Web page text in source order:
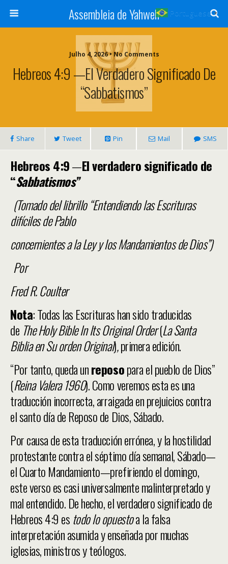
Assembleia de Yahweh
Julho 4, 2026 • No Comments
Hebreos 4:9 —El Verdadero Significado De
“Sabbatismos”
Share Tweet Pin Mail SMS
Hebreos 4:9—El verdadero significado de
“Sabbatismos”
(Tomado del librillo “Entendiendo las Escrituras
difíciles de Pablo
concernientes a la Ley y los Mandamientos de Dios”)
Por
Fred R. Coulter
Nota: Todas las Escrituras han sido traducidas
de The Holy Bible In Its Original Order(La Santa
Biblia en Su orden Original),primera edición.
“Por tanto, queda unreposopara el pueblo de Dios”
(Reina Valera 1960). Como veremos esta es una
traducción incorrecta, arraigada en prejuicios contra
el santo día de Reposo de Dios, Sábado.
Por causa de esta traducción errónea, y la hostilidad
protestante contra el séptimo día semanal, Sábado—
el Cuarto Mandamiento—prefiriendo el domingo,
este verso es casi universalmente malinterpretado y
mal entendido. De hecho, el verdadero significado de
Hebreos 4:9 estodo lo opuestoa la falsa
interpretación asumida y enseñada por muchas
iglesias, ministros y teólogos.
Portuguese ▼